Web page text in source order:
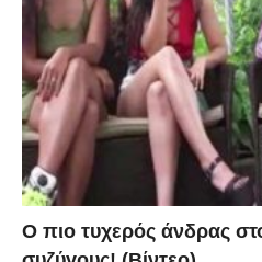
Ο πιο τυχερός άνδρας